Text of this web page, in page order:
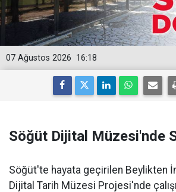
16:18
07 Ağustos 2026
Söğüt Dijital Müzesi'nde
Söğüt'te hayata geçirilen Beylikten
Dijital Tarih Müzesi Projesi'nde